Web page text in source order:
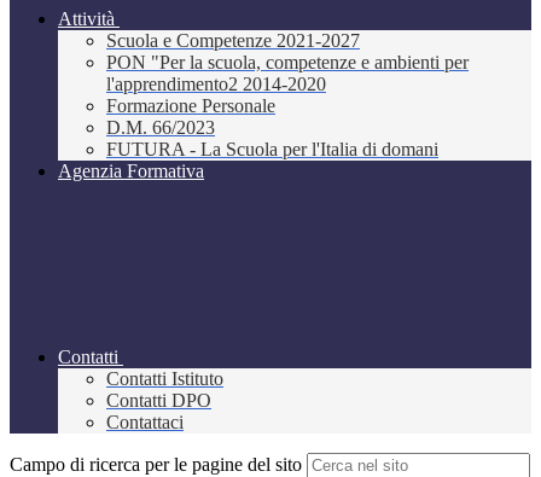
Attività
Scuola e Competenze 2021-2027
PON "Per la scuola, competenze e ambienti per
l'apprendimento2 2014-2020
Formazione Personale
D.M. 66/2023
FUTURA - La Scuola per l'Italia di domani
Agenzia Formativa
Contatti
Contatti Istituto
Contatti DPO
Contattaci
Campo di ricerca per le pagine del sito